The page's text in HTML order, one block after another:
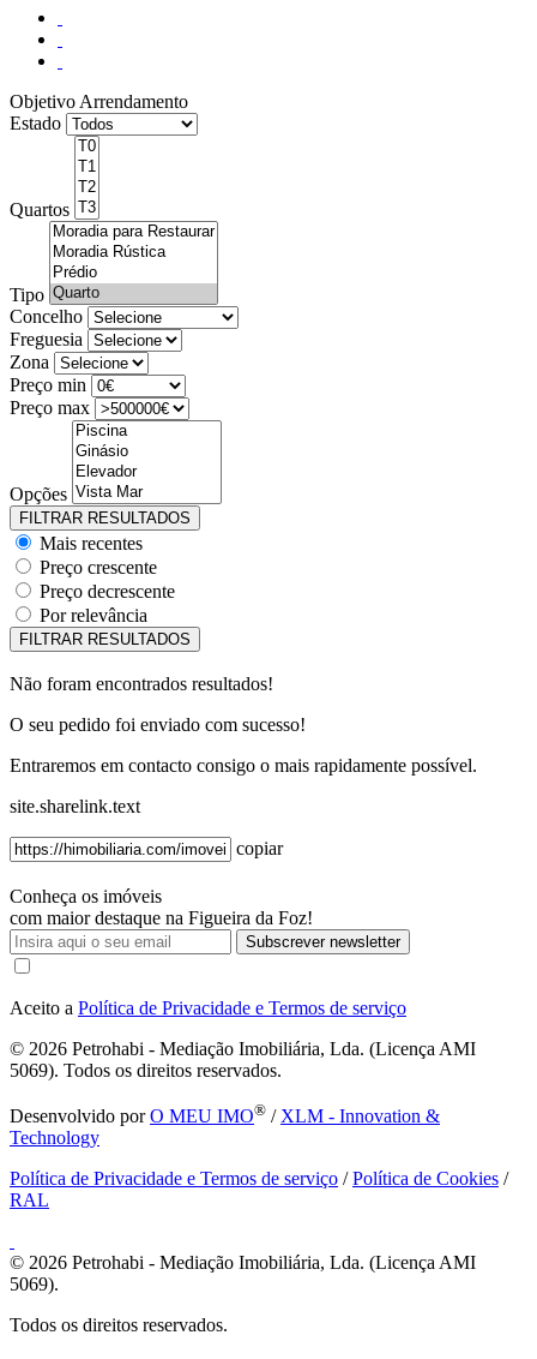
Objetivo Arrendamento
Estado
Quartos
Tipo
Concelho
Freguesia
Zona
Preço min
Preço max
Opções
Mais recentes
Preço crescente
Preço decrescente
Por relevância
Não foram encontrados resultados!
O seu pedido foi enviado com sucesso!
Entraremos em contacto consigo o mais rapidamente possível.
site.sharelink.text
copiar
Conheça os imóveis
com maior destaque na Figueira da Foz!
Subscrever newsletter
Aceito a Política de Privacidade e Termos de serviço
© 2026 Petrohabi - Mediação Imobiliária, Lda. (Licença AMI
5069). Todos os direitos reservados.
Desenvolvido porO MEU IMO® / XLM - Innovation &
Technology
Política de Privacidade e Termos de serviço /Política de Cookies /
RAL
© 2026 Petrohabi - Mediação Imobiliária, Lda. (Licença AMI
5069).
Todos os direitos reservados.